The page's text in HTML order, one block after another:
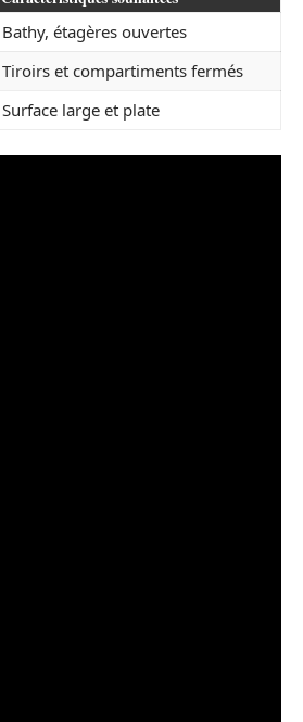
Bathy, étagères ouvertes
Tiroirs et compartiments fermés
Surface large et plate